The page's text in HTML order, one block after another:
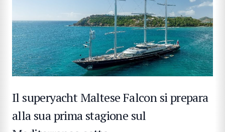
Il superyacht Maltese Falcon si prepara
alla sua prima stagione sul